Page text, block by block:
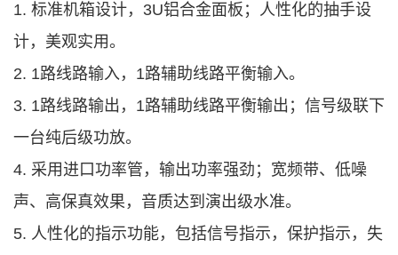
1. 标准机箱设计，3U铝合金面板；人性化的抽手设
计，美观实用。
2. 1路线路输入，1路辅助线路平衡输入。
3. 1路线路输出，1路辅助线路平衡输出；信号级联下
一台纯后级功放。
4. 采用进口功率管，输出功率强劲；宽频带、低噪
声、高保真效果，音质达到演出级水准。
5. 人性化的指示功能，包括信号指示，保护指示，失